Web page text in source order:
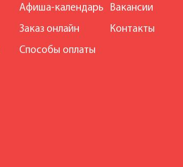
Афиша-календарь
Заказ онлайн
Способы оплаты
Вакансии
Контакты